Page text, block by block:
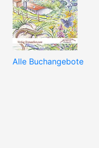
Alle Buchangebote